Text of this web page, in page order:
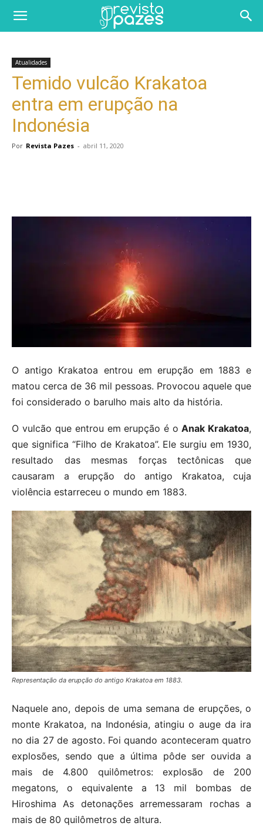
Atualidades
Temido vulcão Krakatoa
entra em erupção na
Indonésia
Por Revista Pazes - abril 11, 2020
O antigo Krakatoa entrou em erupção em 1883 e
matou cerca de 36 mil pessoas. Provocou aquele que
foi considerado o barulho mais alto da história.
O vulcão que entrou em erupção é o Anak Krakatoa,
que significa “Filho de Krakatoa”. Ele surgiu em 1930,
resultado das mesmas forças tectônicas que
causaram a erupção do antigo Krakatoa, cuja
violência estarreceu o mundo em 1883.
Representação da erupção do antigo Krakatoa em 1883.
Naquele ano, depois de uma semana de erupções, o
monte Krakatoa, na Indonésia, atingiu o auge da ira
no dia 27 de agosto. Foi quando aconteceram quatro
explosões, sendo que a última pôde ser ouvida a
mais de 4.800 quilômetros: explosão de 200
megatons, o equivalente a 13 mil bombas de
Hiroshima As detonações arremessaram rochas a
mais de 80 quilômetros de altura.